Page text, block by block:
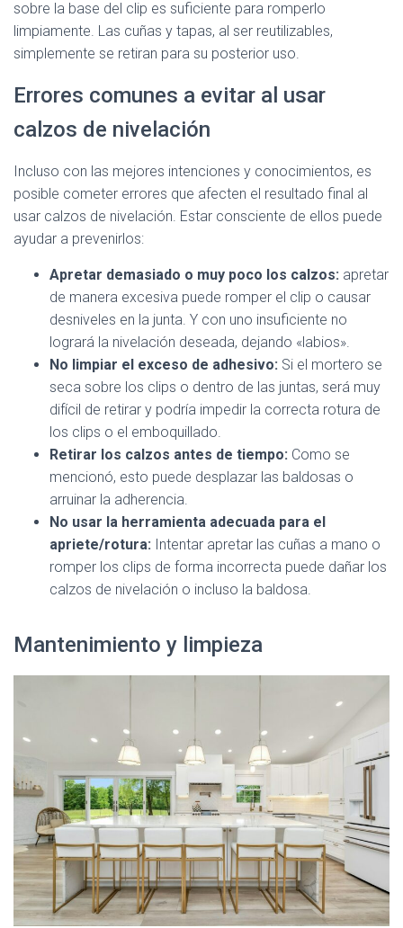
sobre la base del clip es suficiente para romperlo
limpiamente. Las cuñas y tapas, al ser reutilizables,
simplemente se retiran para su posterior uso.
Errores comunes a evitar al usar
calzos de nivelación
Incluso con las mejores intenciones y conocimientos, es
posible cometer errores que afecten el resultado final al
usar calzos de nivelación. Estar consciente de ellos puede
ayudar a prevenirlos:
Apretar demasiado o muy poco los calzos: apretar
de manera excesiva puede romper el clip o causar
desniveles en la junta. Y con uno insuficiente no
logrará la nivelación deseada, dejando «labios».
No limpiar el exceso de adhesivo: Si el mortero se
seca sobre los clips o dentro de las juntas, será muy
difícil de retirar y podría impedir la correcta rotura de
los clips o el emboquillado.
Retirar los calzos antes de tiempo: Como se
mencionó, esto puede desplazar las baldosas o
arruinar la adherencia.
No usar la herramienta adecuada para el
apriete/rotura: Intentar apretar las cuñas a mano o
romper los clips de forma incorrecta puede dañar los
calzos de nivelación o incluso la baldosa.
Mantenimiento y limpieza